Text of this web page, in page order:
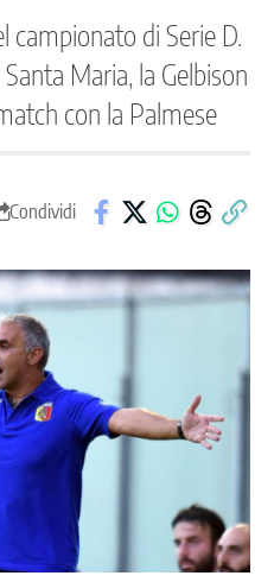
di Serie D.
Maria, la Gelbison
con la Palmese
Condividi